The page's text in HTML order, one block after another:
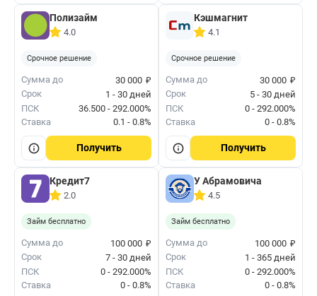
Полизайм
4.0
Срочное решение
Сумма до 30 000 ₽
Срок
1 - 30 дней
ПСК
36.500 - 292.000%
Ставка
0.1 - 0.8%
Получить
Кэшмагнит
4.1
Срочное решение
Сумма до 30 000 ₽
Срок
5 - 30 дней
ПСК
0 - 292.000%
Ставка
0 - 0.8%
Получить
Кредит7
2.0
Займ бесплатно
Сумма до 100 000 ₽
Срок
7 - 30 дней
ПСК
0 - 292.000%
Ставка
0 - 0.8%
У Абрамовича
4.5
Займ бесплатно
Сумма до 100 000 ₽
Срок
1 - 365 дней
ПСК
0 - 292.000%
Ставка
0 - 0.8%